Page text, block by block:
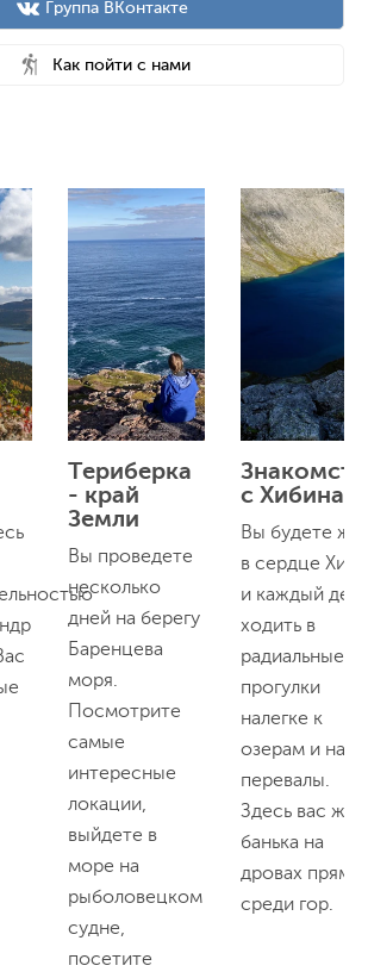
Группа ВКонтакте
Как пойти с нами
Териберка
- край
Земли
Вы проведете
несколько
дней на берегу
Баренцева
моря.
Посмотрите
самые
интересные
локации,
выйдете в
море на
рыболовецком
судне,
посетите
с
Вы будете
в сердце
и каждый день
ходить в
радиальные
прогулки
налегке к
озерам и на
перевалы.
Здесь вас
банька на
дровах прямо
среди гор.